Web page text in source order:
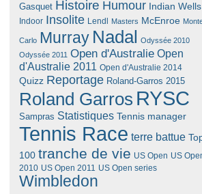
Gasquet Histoire Humour Indian Wells
Indoor Insolite Lendl Masters McEnroe
Carlo Murray Nadal
Odyssée 2010
Odyssée 2011 Open d'Australie Open
d'Australie 2011 Open d'Australie 2014
Quizz Reportage Roland-Garros 2015
Roland Garros RYSC
Sampras Statistiques Tennis manager
Tennis Race terre battue
100 tranche de vie US Open US
2010 US Open 2011 US Open series
Wimbledon